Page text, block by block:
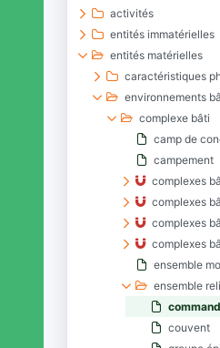
activités
entités immatérielles
entités matérielles
caractéristiques
environnements
complexe bâti
camp de
campement
complexes
complexes
complexes
complexes
ensemble
ensemble
couvent